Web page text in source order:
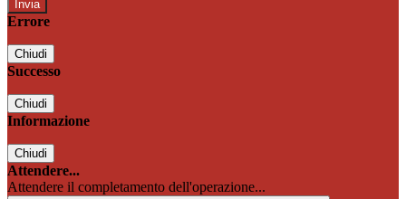
Errore
Chiudi
Successo
Chiudi
Informazione
Chiudi
Attendere...
Attendere il completamento dell'operazione...